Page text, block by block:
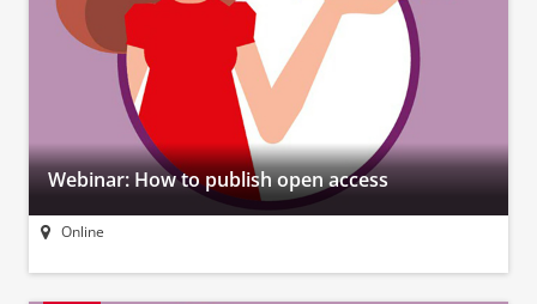
Webinar: How to publish open access
Online